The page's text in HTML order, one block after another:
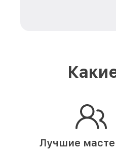
Лучшие